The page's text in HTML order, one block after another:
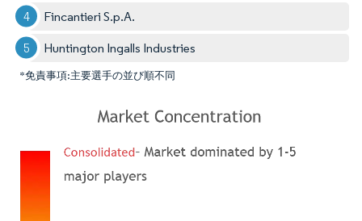
Fincantieri S.p.A.
Huntington Ingalls Industries
*免責事項:主要選手の並び順不同